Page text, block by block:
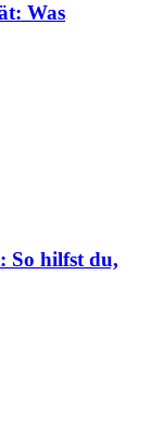
Was
So hilfst du,